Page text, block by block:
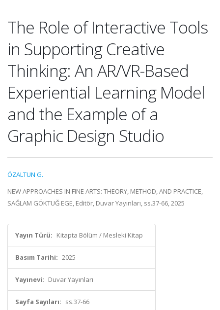
The Role of Interactive Tools
in Supporting Creative
Thinking: An AR/VR-Based
Experiential Learning Model
and the Example of a
Graphic Design Studio
ÖZALTUN G.
NEW APPROACHES IN FINE ARTS: THEORY, METHOD, AND PRACTICE,
SAĞLAM GÖKTUĞ EGE, Editör, Duvar Yayınları, ss.37-66, 2025
Yayın Türü: Kitapta Bölüm / Mesleki Kitap
Basım Tarihi: 2025
Yayınevi: Duvar Yayınları
Sayfa Sayıları: ss.37-66